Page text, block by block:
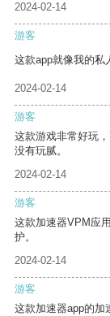
2024-02-14
游客
这款app就像我的私
2024-02-14
游客
这款游戏非常好玩
没有玩腻。
2024-02-14
游客
这款加速器VPM应
护。
2024-02-14
游客
这款加速器app的加